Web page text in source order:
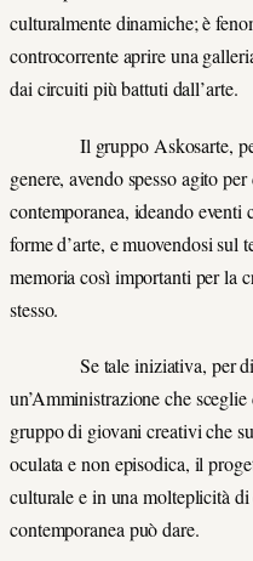
culturalmente dinamiche; è
controcorrente aprire una
dai circuiti più battuti dall’arte.
Il gruppo Askosarte,
genere, avendo spesso agito
contemporanea, ideando
forme d’arte, e muovendosi
memoria così importanti per la
stesso.
Se tale iniziativa, per di
un’Amministrazione che
gruppo di giovani creativi che
oculata e non episodica, il
culturale e in una molteplicità
contemporanea può dare.